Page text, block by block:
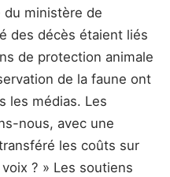
du ministère de
des décès étaient liés
de protection animale
de la faune ont
les médias. Les
nous, avec une
les coûts sur
? » Les soutiens